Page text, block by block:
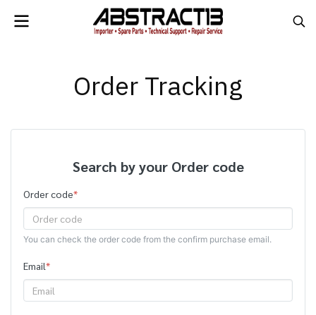
Order Tracking
Search by your Order code
Order code*
You can check the order code from the confirm purchase email.
Email*